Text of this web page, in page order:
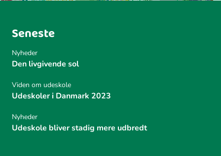
Seneste
Nyheder
Den livgivende sol
Viden om udeskole
Udeskoler i Danmark 2023
Nyheder
Udeskole bliver stadig mere udbredt